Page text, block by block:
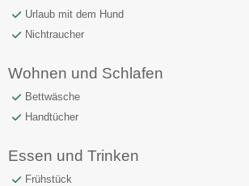
Urlaub mit dem Hund
Nichtraucher
Wohnen und Schlafen
Bettwäsche
Handtücher
Essen und Trinken
Frühstück